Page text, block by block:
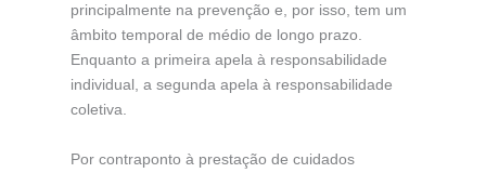
principalmente na prevenção e, por isso, tem um
âmbito temporal de médio de longo prazo.
Enquanto a primeira apela à responsabilidade
individual, a segunda apela à responsabilidade
coletiva.
Por contraponto à prestação de cuidados